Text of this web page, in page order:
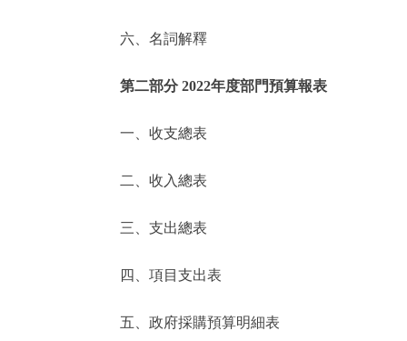
仲介服務
政民互動
12345網上接訴即辦
參與調查
走進北京
北京概況
綠色北京
六、名詞解釋
第二部分 2022年度部門預算報表
一、收支總表
二、收入總表
三、支出總表
四、項目支出表
五、政府採購預算明細表